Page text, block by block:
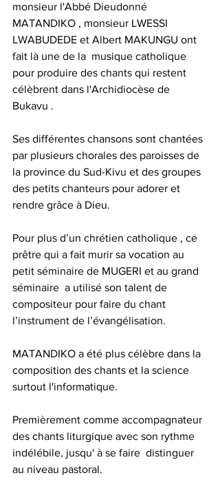
monsieur l'Abbé Dieudonné
MATANDIKO , monsieur LWESSI
LWABUDEDE et Albert MAKUNGU ont
fait là une de la  musique catholique
pour produire des chants qui restent
célèbrent dans l'Archidiocèse de
Bukavu .
Ses différentes chansons sont chantées
par plusieurs chorales des paroisses de
la province du Sud-Kivu et des groupes
des petits chanteurs pour adorer et
rendre grâce à Dieu.
Pour plus d’un chrétien catholique , ce
prêtre qui a fait murir sa vocation au
petit séminaire de MUGERI et au grand
séminaire  a utilisé son talent de
compositeur pour faire du chant
l’instrument de l’évangélisation.
MATANDIKO a été plus célèbre dans la
composition des chants et la science
surtout l'informatique.
Premièrement comme accompagnateur
des chants liturgique avec son rythme
indélébile, jusqu' à se faire  distinguer
au niveau pastoral.